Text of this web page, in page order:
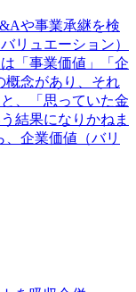
や事業承継を検
リュエーション）
「事業価値」「企
概念があり、それ
、「思っていた金
結果になりかねま
企業価値（バリ